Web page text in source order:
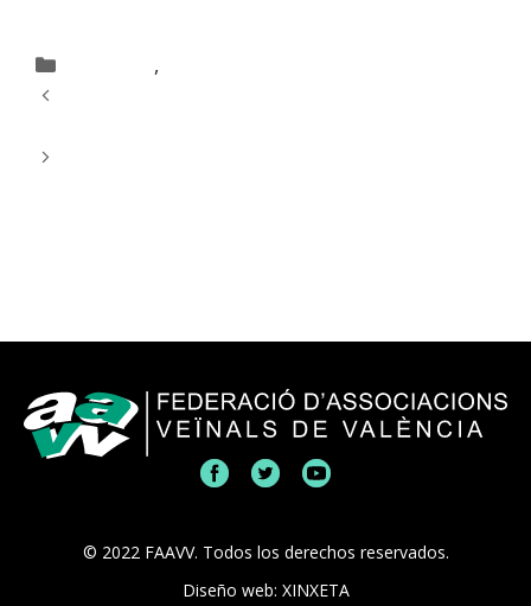
,
© 2022 FAAVV. Todos los derechos reservados.
Diseño web: XINXETA